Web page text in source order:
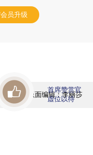
员升级
逸吟 | 版面编辑：李丽莎
首席赞赏官
虚位以待